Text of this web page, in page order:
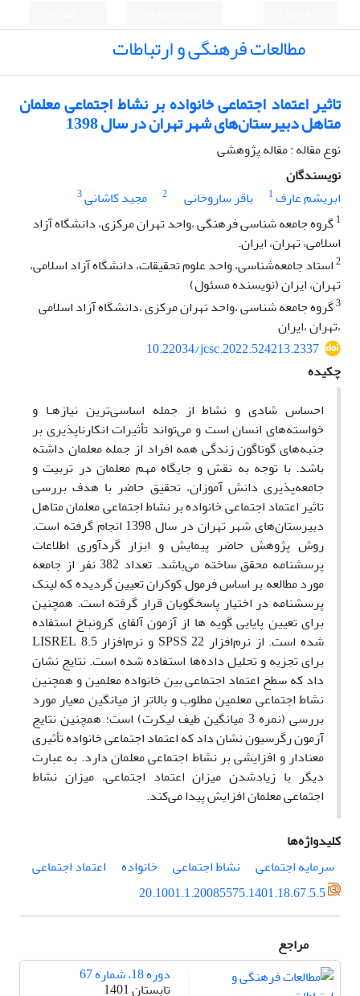
مطالعات فرهنگی و ارتباطات
تاثیر اعتماد اجتماعی خانواده بر نشاط اجتماعی معلمان
متاهل دبیرستان‌های شهر تهران در سال 1398
نوع مقاله : مقاله پژوهشی
نویسندگان
ابریشم عارف1 باقر ساروخانی 2 مجید کاشانی3
1گروه جامعه شناسی فرهنگی ،واحد تهران مرکزی، دانشگاه آزاد
اسلامی، تهران، ایران.
2استاد جامعه‌شناسی، واحد علوم تحقیقات، دانشگاه آزاد اسلامی،
تهران، ایران (نویسنده مسئول)
3گروه جامعه شناسی ،واحد تهران مرکزی ،دانشگاه آزاد اسلامی
،تهران ،ایران
10.22034/jcsc.2022.524213.2337
چکیده
احساس شادی و نشاط از جمله اساسی‌ترین نیازهـا و
خواسته‌های انسان است و می‌تواند تأثیرات انکارناپذیری بر
جنبه‌های گوناگون زندگی همه افراد از جمله معلمان داشته
باشد. با توجه به نقش و جایگاه مهم معلمان در تربیت و
جامعه‌پذیری دانش آموزان، تحقیق حاضر با هدف بررسی
تاثیر اعتماد اجتماعی خانواده بر نشاط اجتماعی معلمان متاهل
دبیرستان‌های شهر تهران در سال 1398 انجام گرفته است.
روش پژوهش حاضر پیمایش و ابزار گردآوری اطلاعات
پرسشنامه محقق ساخته می‌باشد. تعداد 382 نفر از جامعه
مورد مطالعه بر اساس فرمول کوکران تعیین گردیده که لینک
پرسشنامه در اختیار پاسخگویان قرار گرفته است. همچنین
برای تعیین پایایی گویه ها از آزمون آلفای کرونباخ استفاده
شده است. از نرم‌افزار 22 SPSS و نرم‌افزار LISREL 8.5
برای تجزیه و تحلیل داده‌ها استفاده شده است. نتایج نشان
داد که سطح اعتماد اجتماعی بین خانواده معلمین و همچنین
نشاط اجتماعی معلمین مطلوب و بالاتر از میانگین معیار مورد
بررسی (نمره 3 میانگین طیف لیکرت) است؛ همچنین نتایج
آزمون رگرسیون نشان داد که اعتماد اجتماعی خانواده تأثیری
معنادار و افزایشی بر نشاط اجتماعی معلمان دارد. به عبارت
دیگر با زیادشدن میزان اعتماد اجتماعی، میزان نشاط
اجتماعی معلمان افزایش پیدا می‌کند.
کلیدواژه‌ها
سرمایه اجتماعی
نشاط اجتماعی خانواده
اعتماد اجتماعی
20.1001.1.20085575.1401.18.67.5.5
مراجع
دوره 18، شماره 67
تابستان 1401